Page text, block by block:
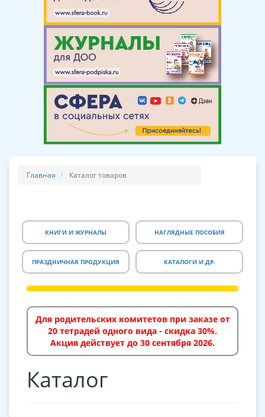
Главная Каталог товаров
КНИГИ И ЖУРНАЛЫ НАГЛЯДНЫЕ ПОСОБИЯ
ПРАЗДНИЧНАЯ ПРОДУКЦИЯ КАТАЛОГИ И ДР.
Для родительских комитетов при заказе от
20 тетрадей одного вида - скидка 30%.
Акция действует до 30 сентября 2026.
Каталог